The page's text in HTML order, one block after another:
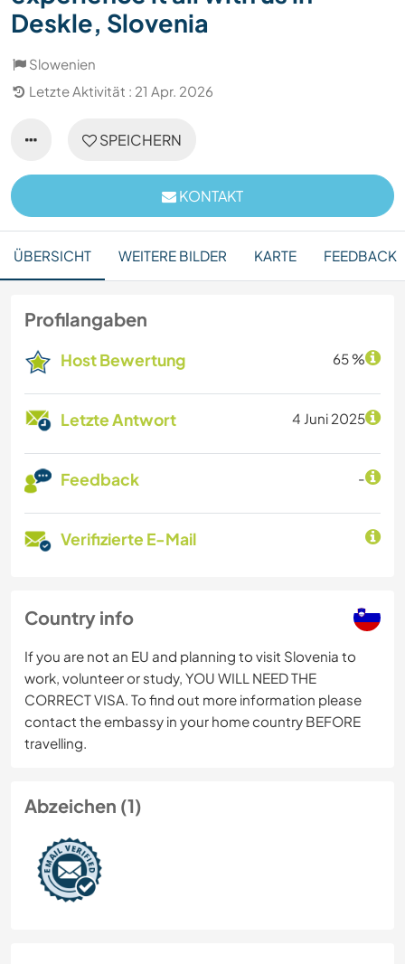
Deskle, Slovenia
Slowenien
Letzte Aktivität : 21 Apr. 2026
SPEICHERN
KONTAKT
ÜBERSICHT WEITERE BILDER KARTE FEEDBACK
Profilangaben
Host Bewertung 65 %
Letzte Antwort 4 Juni 2025
Feedback -
Verifizierte E-Mail
Country info
If you are not an EU and planning to visit Slovenia to
work, volunteer or study, YOU WILL NEED THE
CORRECT VISA. To find out more information please
contact the embassy in your home country BEFORE
travelling.
Abzeichen (1)